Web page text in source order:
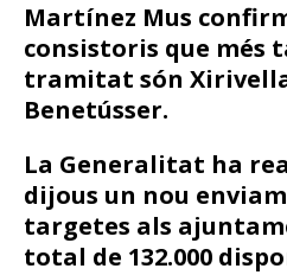
Martínez Mus
consistoris que més
tramitat són
Benetússer.
La Generalitat ha
dijous un nou
targetes als
total de 132.000